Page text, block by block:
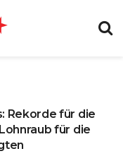
Rekorde für die
für die